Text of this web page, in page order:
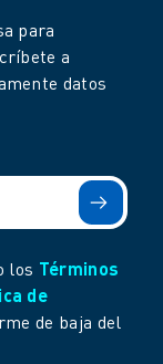
para
a
datos
los Términos
de
de baja del